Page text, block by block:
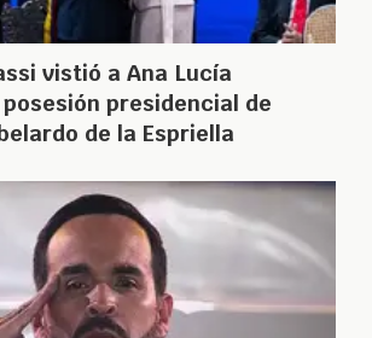
vistió a Ana Lucía
presidencial de
de la Espriella